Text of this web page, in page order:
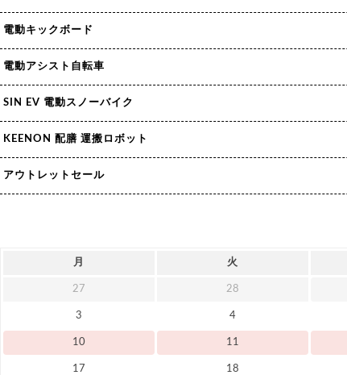
電動キックボード
電動アシスト自転車
SIN EV 電動スノーバイク
KEENON 配膳 運搬ロボット
アウトレットセール
月 火
27 28
3 4
10 11
17 18